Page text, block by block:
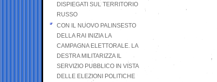
DISPIEGATI SUL TERRITORIO
RUSSO
CON IL NUOVO PALINSESTO
DELLA RAI INIZIA LA
CAMPAGNA ELETTORALE. LA
DESTRA MILITARIZZA IL
SERVIZIO PUBBLICO IN VISTA
DELLE ELEZIONI POLITICHE